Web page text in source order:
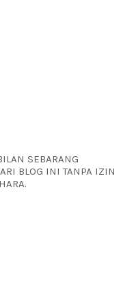
SEBARANG
BLOG INI TANPA IZIN